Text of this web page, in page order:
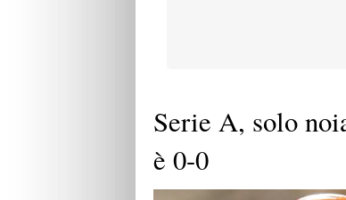
Serie A, solo
è 0-0